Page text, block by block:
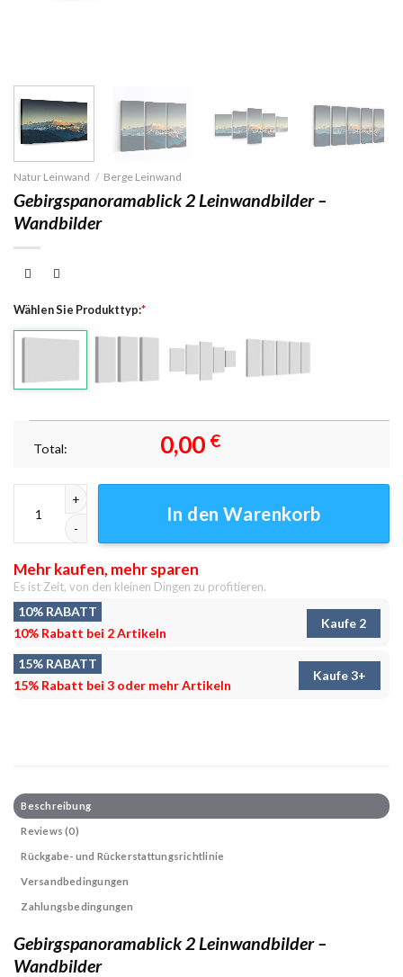
Natur Leinwand / Berge Leinwand
Gebirgspanoramablick 2 Leinwandbilder –
Wandbilder
Wählen Sie Produkttyp:*
Total: 0,00 €
In den Warenkorb
Mehr kaufen, mehr sparen
Es ist Zeit, von den kleinen Dingen zu profitieren.
10% RABATT
10% Rabatt bei 2 Artikeln
Kaufe 2
15% RABATT
15% Rabatt bei 3 oder mehr Artikeln
Kaufe 3+
Beschreibung
Reviews (0)
Rückgabe- und Rückerstattungsrichtlinie
Versandbedingungen
Zahlungsbedingungen
Gebirgspanoramablick 2 Leinwandbilder –
Wandbilder